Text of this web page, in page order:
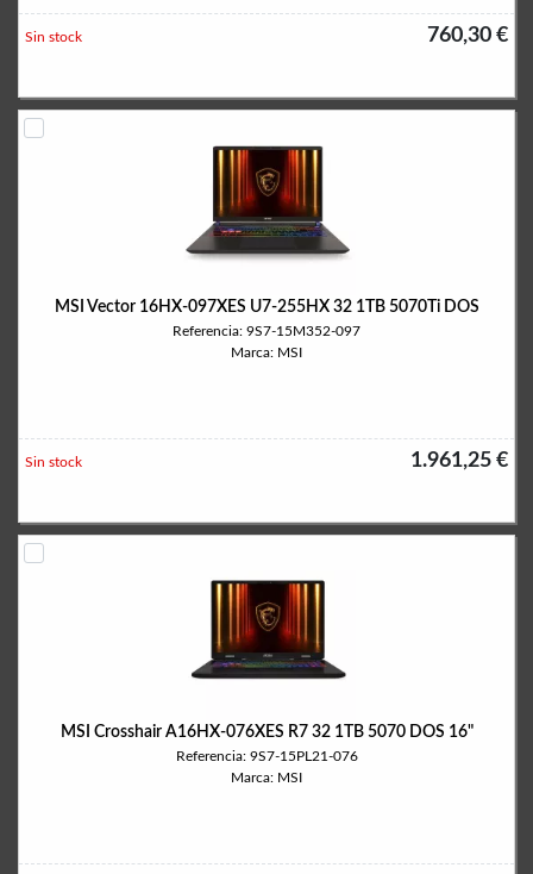
760,30 €
Sin stock
MSI Vector 16HX-097XES U7-255HX 32 1TB 5070Ti DOS
Referencia: 9S7-15M352-097
Marca: MSI
1.961,25 €
Sin stock
MSI Crosshair A16HX-076XES R7 32 1TB 5070 DOS 16"
Referencia: 9S7-15PL21-076
Marca: MSI